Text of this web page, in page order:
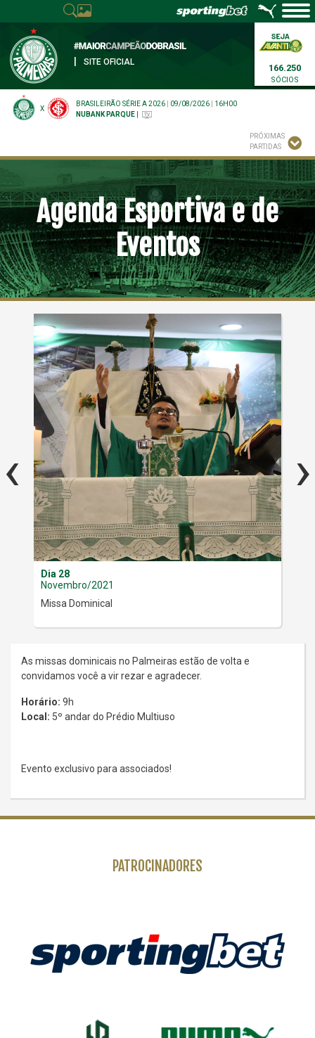
SITE OFICIAL
166.250
SÓCIOS
X
BRASILEIRÃO SÉRIE A 2026 09/08/2026
16H00
NUBANK PARQUE
PRÓXIMAS
PARTIDAS
Agenda Esportiva e de
Eventos
Dia 28
Novembro/2021
Missa Dominical
‹ ›
As missas dominicais no Palmeiras estão de volta e
convidamos você a vir rezar e agradecer.
Horário: 9h
Local: 5º andar do Prédio Multiuso
Evento exclusivo para associados!
PATROCINADORES